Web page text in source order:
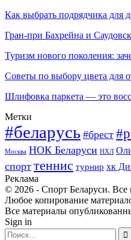
Как выбрать подрядчика для
Гран-при Бахрейна и
Туризм нового поколения:
Советы по выбору цвета для
Шлифовка паркета — это
Метки
#беларусь #брест
Москва НОК Беларуси НХЛ
спорт теннис турнир хк
Реклама
© 2026 - Спорт Беларуси.
Любое копирование
Все материалы
Sign in